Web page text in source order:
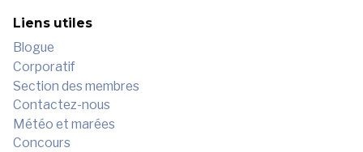
Liens utiles
Blogue
Corporatif
Section des membres
Contactez-nous
Météo et marées
Concours